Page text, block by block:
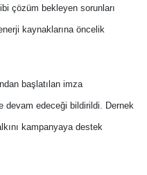
çözüm bekleyen sorunları
kaynaklarına öncelik
başlatılan imza
devam edeceği bildirildi. Dernek
kampanyaya destek